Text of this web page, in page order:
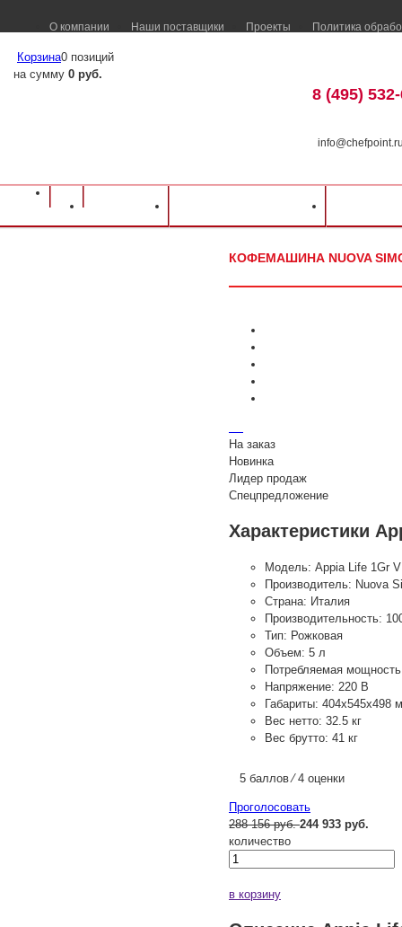
О компании Наши поставщики Проекты Политика
Корзина0 позиций
на сумму 0 руб.
8 (495)
Оборудование для ресторанов и кафе
КОФЕМАШИНА NUOVA
На заказ
Новинка
Лидер продаж
Спецпредложение
Характеристики
Модель: Appia Life 1Gr V
Производитель: Nuova
Страна: Италия
Производительность:
Тип: Рожковая
Объем: 5 л
Потребляемая
Напряжение: 220 В
Габариты: 404x545x498
Вес нетто: 32.5 кг
Вес брутто: 41 кг
5 баллов ⁄ 4 оценки
Проголосовать
288 156 руб.244 933 руб.
количество
в корзину